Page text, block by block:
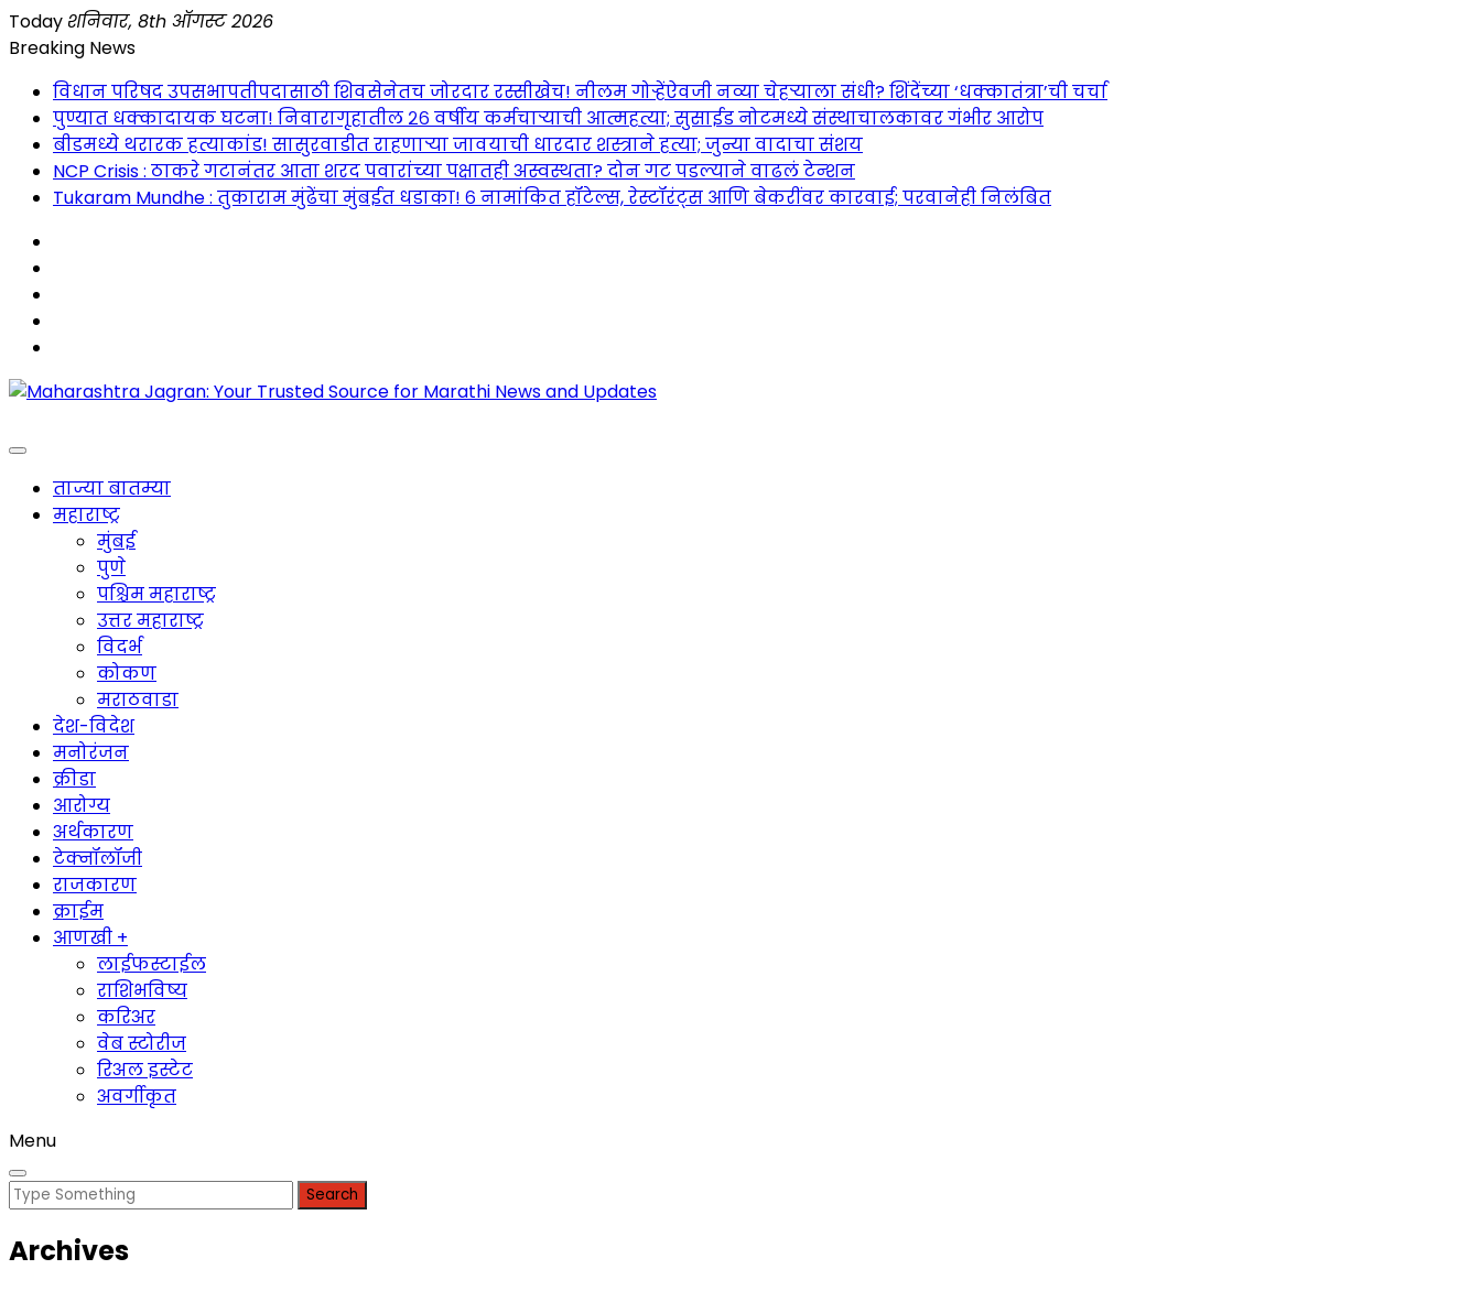
Skip
to
Today शनिवार, 8th ऑगस्ट 2026
Breaking News
विधान परिषद उपसभापतीपदासाठी शिवसेनेतच जोरदार रस्सीखेच! नीलम गोऱ्हेंऐवजी नव्या चेहऱ्याला संधी? शिंदेंच्या ‘धक्कातंत्रा’ची चर्चा
पुण्यात धक्कादायक घटना! निवारागृहातील २६ वर्षीय कर्मचाऱ्याची आत्महत्या; सुसाईड नोटमध्ये संस्थाचालकावर गंभीर आरोप
बीडमध्ये थरारक हत्याकांड! सासुरवाडीत राहणाऱ्या जावयाची धारदार शस्त्राने हत्या; जुन्या वादाचा संशय
NCP Crisis : ठाकरे गटानंतर आता शरद पवारांच्या पक्षातही अस्वस्थता? दोन गट पडल्याने वाढलं टेन्शन
Tukaram Mundhe : तुकाराम मुंढेंचा मुंबईत धडाका! ६ नामांकित हॉटेल्स, रेस्टॉरंट्स आणि बेकरींवर कारवाई; परवानेही निलंबित
Maharashtra Jagran : Your Trusted Companion for the Latest News
ताज्या बातम्या
महाराष्ट्र
मुंबई
पुणे
पश्चिम महाराष्ट्र
उत्तर महाराष्ट्र
विदर्भ
कोकण
मराठवाडा
देश-विदेश
मनोरंजन
क्रीडा
आरोग्य
अर्थकारण
टेक्नॉलॉजी
राजकारण
क्राईम
आणखी +
लाईफस्टाईल
राशिभविष्य
करिअर
वेब स्टोरीज
रिअल इस्टेट
अवर्गीकृत
Menu
Search
Archives